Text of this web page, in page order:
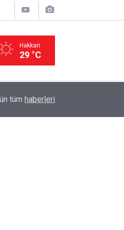
Hakkari
29 °C
kanun teklifi Adalet
tüm haberleri